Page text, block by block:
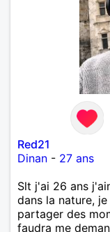
Red21
Dinan - 27 ans
Slt j'ai 26 ans
dans la nature,
partager des
faudra me